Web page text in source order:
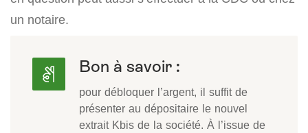
un notaire.
Bon à savoir :
pour débloquer l’argent, il suffit de
présenter au dépositaire le nouvel
extrait Kbis de la société. À l’issue de